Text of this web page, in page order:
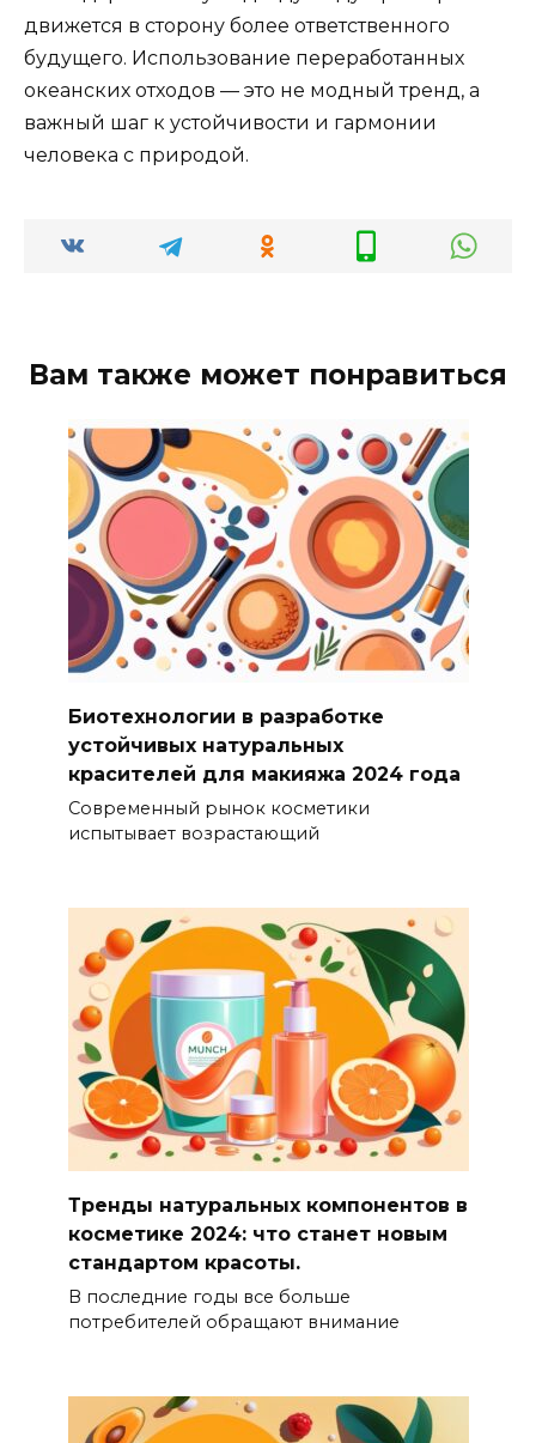
движется в сторону более ответственного
будущего. Использование переработанных
океанских отходов — это не модный тренд, а
важный шаг к устойчивости и гармонии
человека с природой.
Вам также может понравиться
Биотехнологии в разработке
устойчивых натуральных
красителей для макияжа 2024 года
Современный рынок косметики
испытывает возрастающий
Тренды натуральных компонентов в
косметике 2024: что станет новым
стандартом красоты.
В последние годы все больше
потребителей обращают внимание